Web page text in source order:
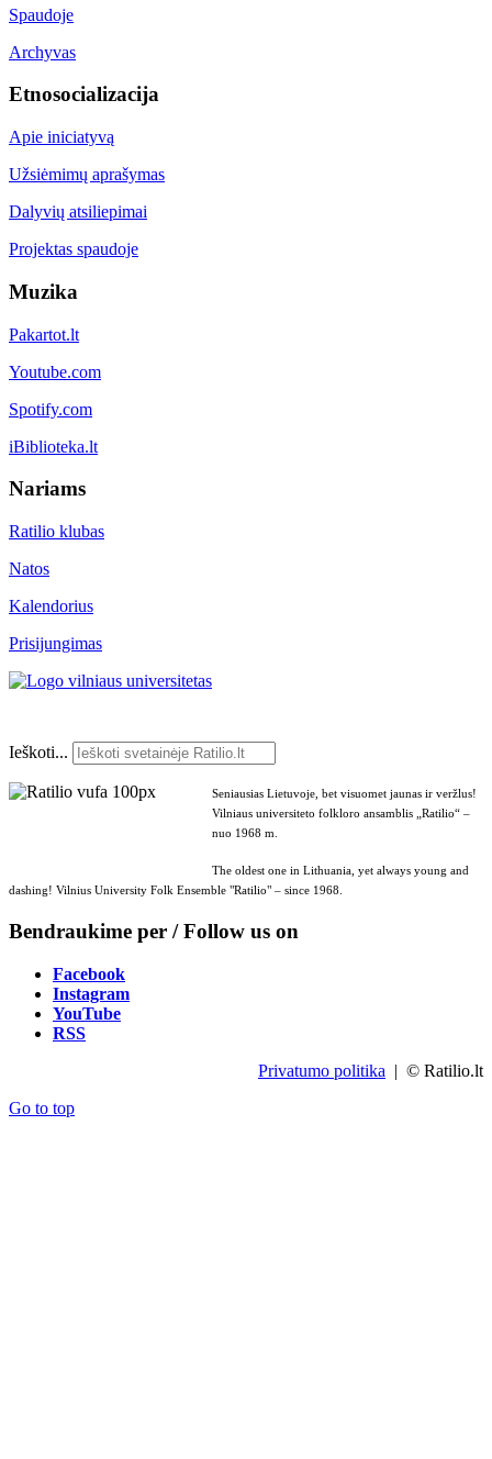
Spaudoje
Archyvas
Etnosocializacija
Apie iniciatyvą
Užsiėmimų aprašymas
Dalyvių atsiliepimai
Projektas spaudoje
Muzika
Pakartot.lt
Youtube.com
Spotify.com
iBiblioteka.lt
Nariams
Ratilio klubas
Natos
Kalendorius
Prisijungimas
Ieškoti...
Seniausias Lietuvoje, bet visuomet jaunas ir veržlus!
Vilniaus universiteto folkloro ansamblis „Ratilio“ –
nuo 1968 m.
The oldest one in Lithuania, yet always young and
dashing! Vilnius University Folk Ensemble "Ratilio" – since 1968.
Bendraukime per / Follow us on
Facebook
Instagram
YouTube
RSS
Privatumo politika | © Ratilio.lt
Go to top